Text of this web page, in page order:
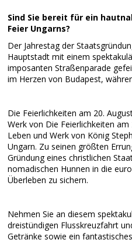
Sind Sie bereit für ein
Feier Ungarns?
Der Jahrestag der
Hauptstadt mit einem
imposanten Straßenparade
im Herzen von Budapest,
Die Feierlichkeiten am 20.
Werk von Die Feierlichkeiten
Leben und Werk von König
Ungarn. Zu seinen größten
Gründung eines christlichen
nomadischen Hunnen in die
Überleben zu sichern.
Nehmen Sie an diesem
dreistündigen Flusskreuzfahrt
Getränke sowie ein